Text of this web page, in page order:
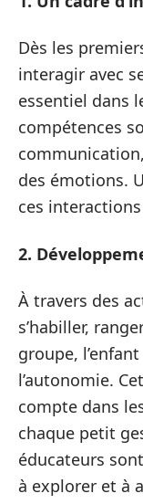
Dès les
interagir avec
essentiel dans
compétences
des émotions.
ces
2.
À travers des
s’habiller,
groupe,
l’autonomie.
compte dans
chaque petit
éducateurs
à explorer et à